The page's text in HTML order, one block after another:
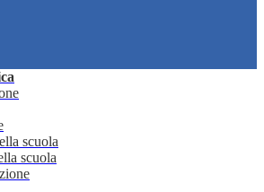
scuola
scuola